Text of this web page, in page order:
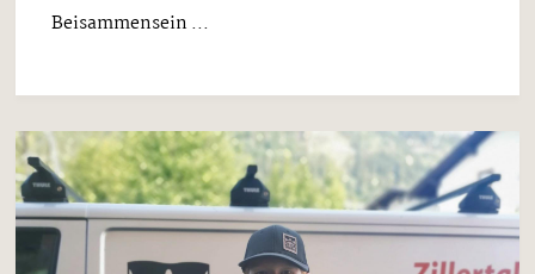
Beisammensein ...